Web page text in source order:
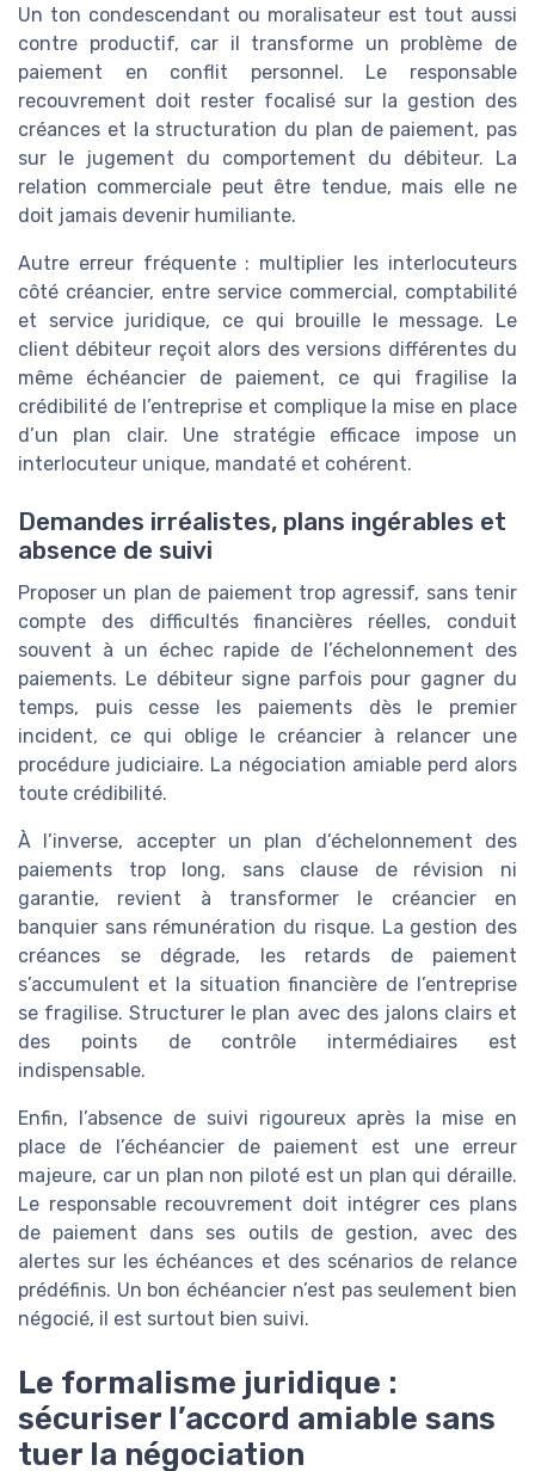
Un ton condescendant ou moralisateur est tout aussi
contre productif, car il transforme un problème de
paiement en conflit personnel. Le responsable
recouvrement doit rester focalisé sur la gestion des
créances et la structuration du plan de paiement, pas
sur le jugement du comportement du débiteur. La
relation commerciale peut être tendue, mais elle ne
doit jamais devenir humiliante.
Autre erreur fréquente : multiplier les interlocuteurs
côté créancier, entre service commercial, comptabilité
et service juridique, ce qui brouille le message. Le
client débiteur reçoit alors des versions différentes du
même échéancier de paiement, ce qui fragilise la
crédibilité de l’entreprise et complique la mise en place
d’un plan clair. Une stratégie efficace impose un
interlocuteur unique, mandaté et cohérent.
Demandes irréalistes, plans ingérables et
absence de suivi
Proposer un plan de paiement trop agressif, sans tenir
compte des difficultés financières réelles, conduit
souvent à un échec rapide de l’échelonnement des
paiements. Le débiteur signe parfois pour gagner du
temps, puis cesse les paiements dès le premier
incident, ce qui oblige le créancier à relancer une
procédure judiciaire. La négociation amiable perd alors
toute crédibilité.
À l’inverse, accepter un plan d’échelonnement des
paiements trop long, sans clause de révision ni
garantie, revient à transformer le créancier en
banquier sans rémunération du risque. La gestion des
créances se dégrade, les retards de paiement
s’accumulent et la situation financière de l’entreprise
se fragilise. Structurer le plan avec des jalons clairs et
des points de contrôle intermédiaires est
indispensable.
Enfin, l’absence de suivi rigoureux après la mise en
place de l’échéancier de paiement est une erreur
majeure, car un plan non piloté est un plan qui déraille.
Le responsable recouvrement doit intégrer ces plans
de paiement dans ses outils de gestion, avec des
alertes sur les échéances et des scénarios de relance
prédéfinis. Un bon échéancier n’est pas seulement bien
négocié, il est surtout bien suivi.
Le formalisme juridique :
sécuriser l’accord amiable sans
tuer la négociation